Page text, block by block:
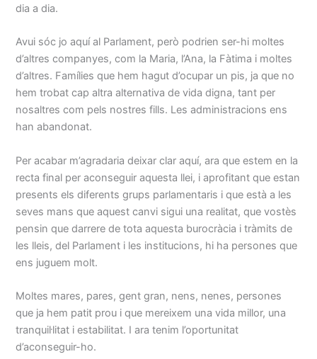
dia a dia.
Avui sóc jo aquí al Parlament, però podrien ser-hi moltes
d’altres companyes, com la Maria, l’Ana, la Fàtima i moltes
d’altres. Famílies que hem hagut d’ocupar un pis, ja que no
hem trobat cap altra alternativa de vida digna, tant per
nosaltres com pels nostres fills. Les administracions ens
han abandonat.
Per acabar m’agradaria deixar clar aquí, ara que estem en la
recta final per aconseguir aquesta llei, i aprofitant que estan
presents els diferents grups parlamentaris i que està a les
seves mans que aquest canvi sigui una realitat, que vostès
pensin que darrere de tota aquesta burocràcia i tràmits de
les lleis, del Parlament i les institucions, hi ha persones que
ens juguem molt.
Moltes mares, pares, gent gran, nens, nenes, persones
que ja hem patit prou i que mereixem una vida millor, una
tranquil·litat i estabilitat. I ara tenim l’oportunitat
d’aconseguir-ho.